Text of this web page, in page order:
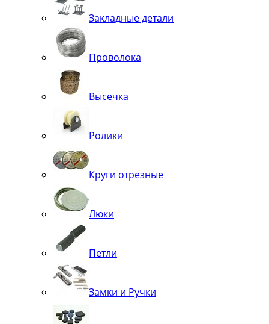
Закладные детали
Проволока
Высечка
Ролики
Круги отрезные
Люки
Петли
Замки и Ручки